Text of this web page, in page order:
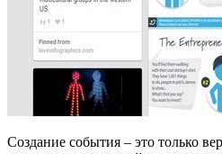
Создание события – это только